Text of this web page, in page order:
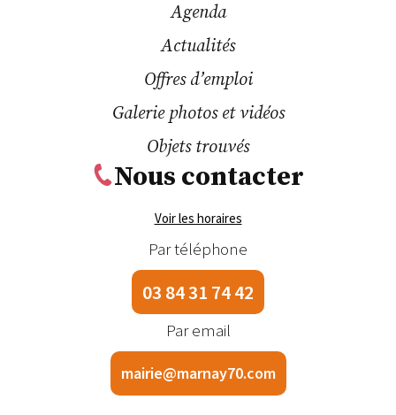
Agenda
Actualités
Offres d’emploi
Galerie photos et vidéos
Objets trouvés
Nous contacter
Voir les horaires
Par téléphone
03 84 31 74 42
Par email
mairie@marnay70.com